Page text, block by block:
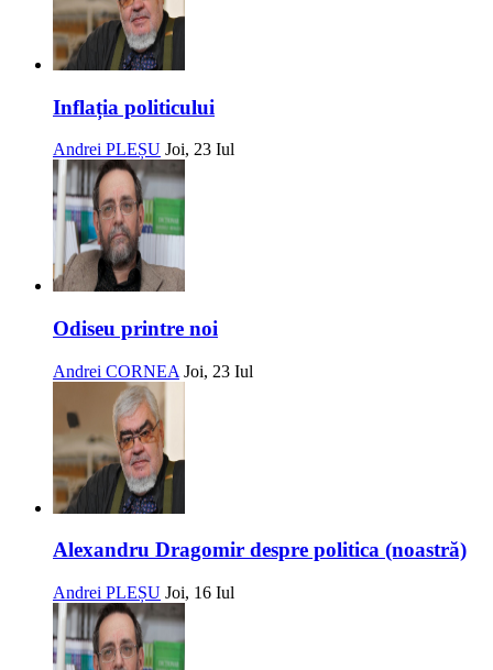
Inflația politicului
Andrei PLEȘU Joi, 23 Iul
Odiseu printre noi
Andrei CORNEA Joi, 23 Iul
Alexandru Dragomir despre politica (noastră)
Andrei PLEȘU Joi, 16 Iul